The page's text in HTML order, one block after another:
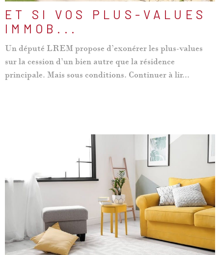
ET SI VOS PLUS-VALUES
IMMOB...
Un député LREM propose d’exonérer les plus-values
sur la cession d’un bien autre que la résidence
principale. Mais sous conditions. Continuer à lir...
LIRE L'ARTICLE